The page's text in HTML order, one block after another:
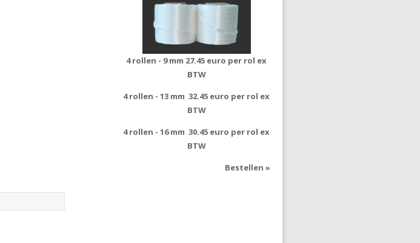
4 rollen - 9 mm 27.45 euro per rol ex
BTW
4 rollen - 13 mm 32.45 euro per rol ex
BTW
4 rollen - 16 mm 30.45 euro per rol ex
BTW
Bestellen »